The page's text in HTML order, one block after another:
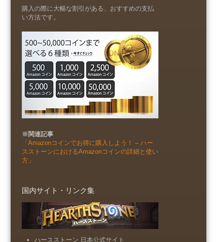
購入の際に大幅な割引がある、おすすめの支払
い方法です。
※関連記事
「Amazonコインでお得に購入しよう！ – ハー
スストーンにおけるAmazonコインの詳細と使い
方」
国内サイト・リンク集
ハースストーン 日本公式サイト